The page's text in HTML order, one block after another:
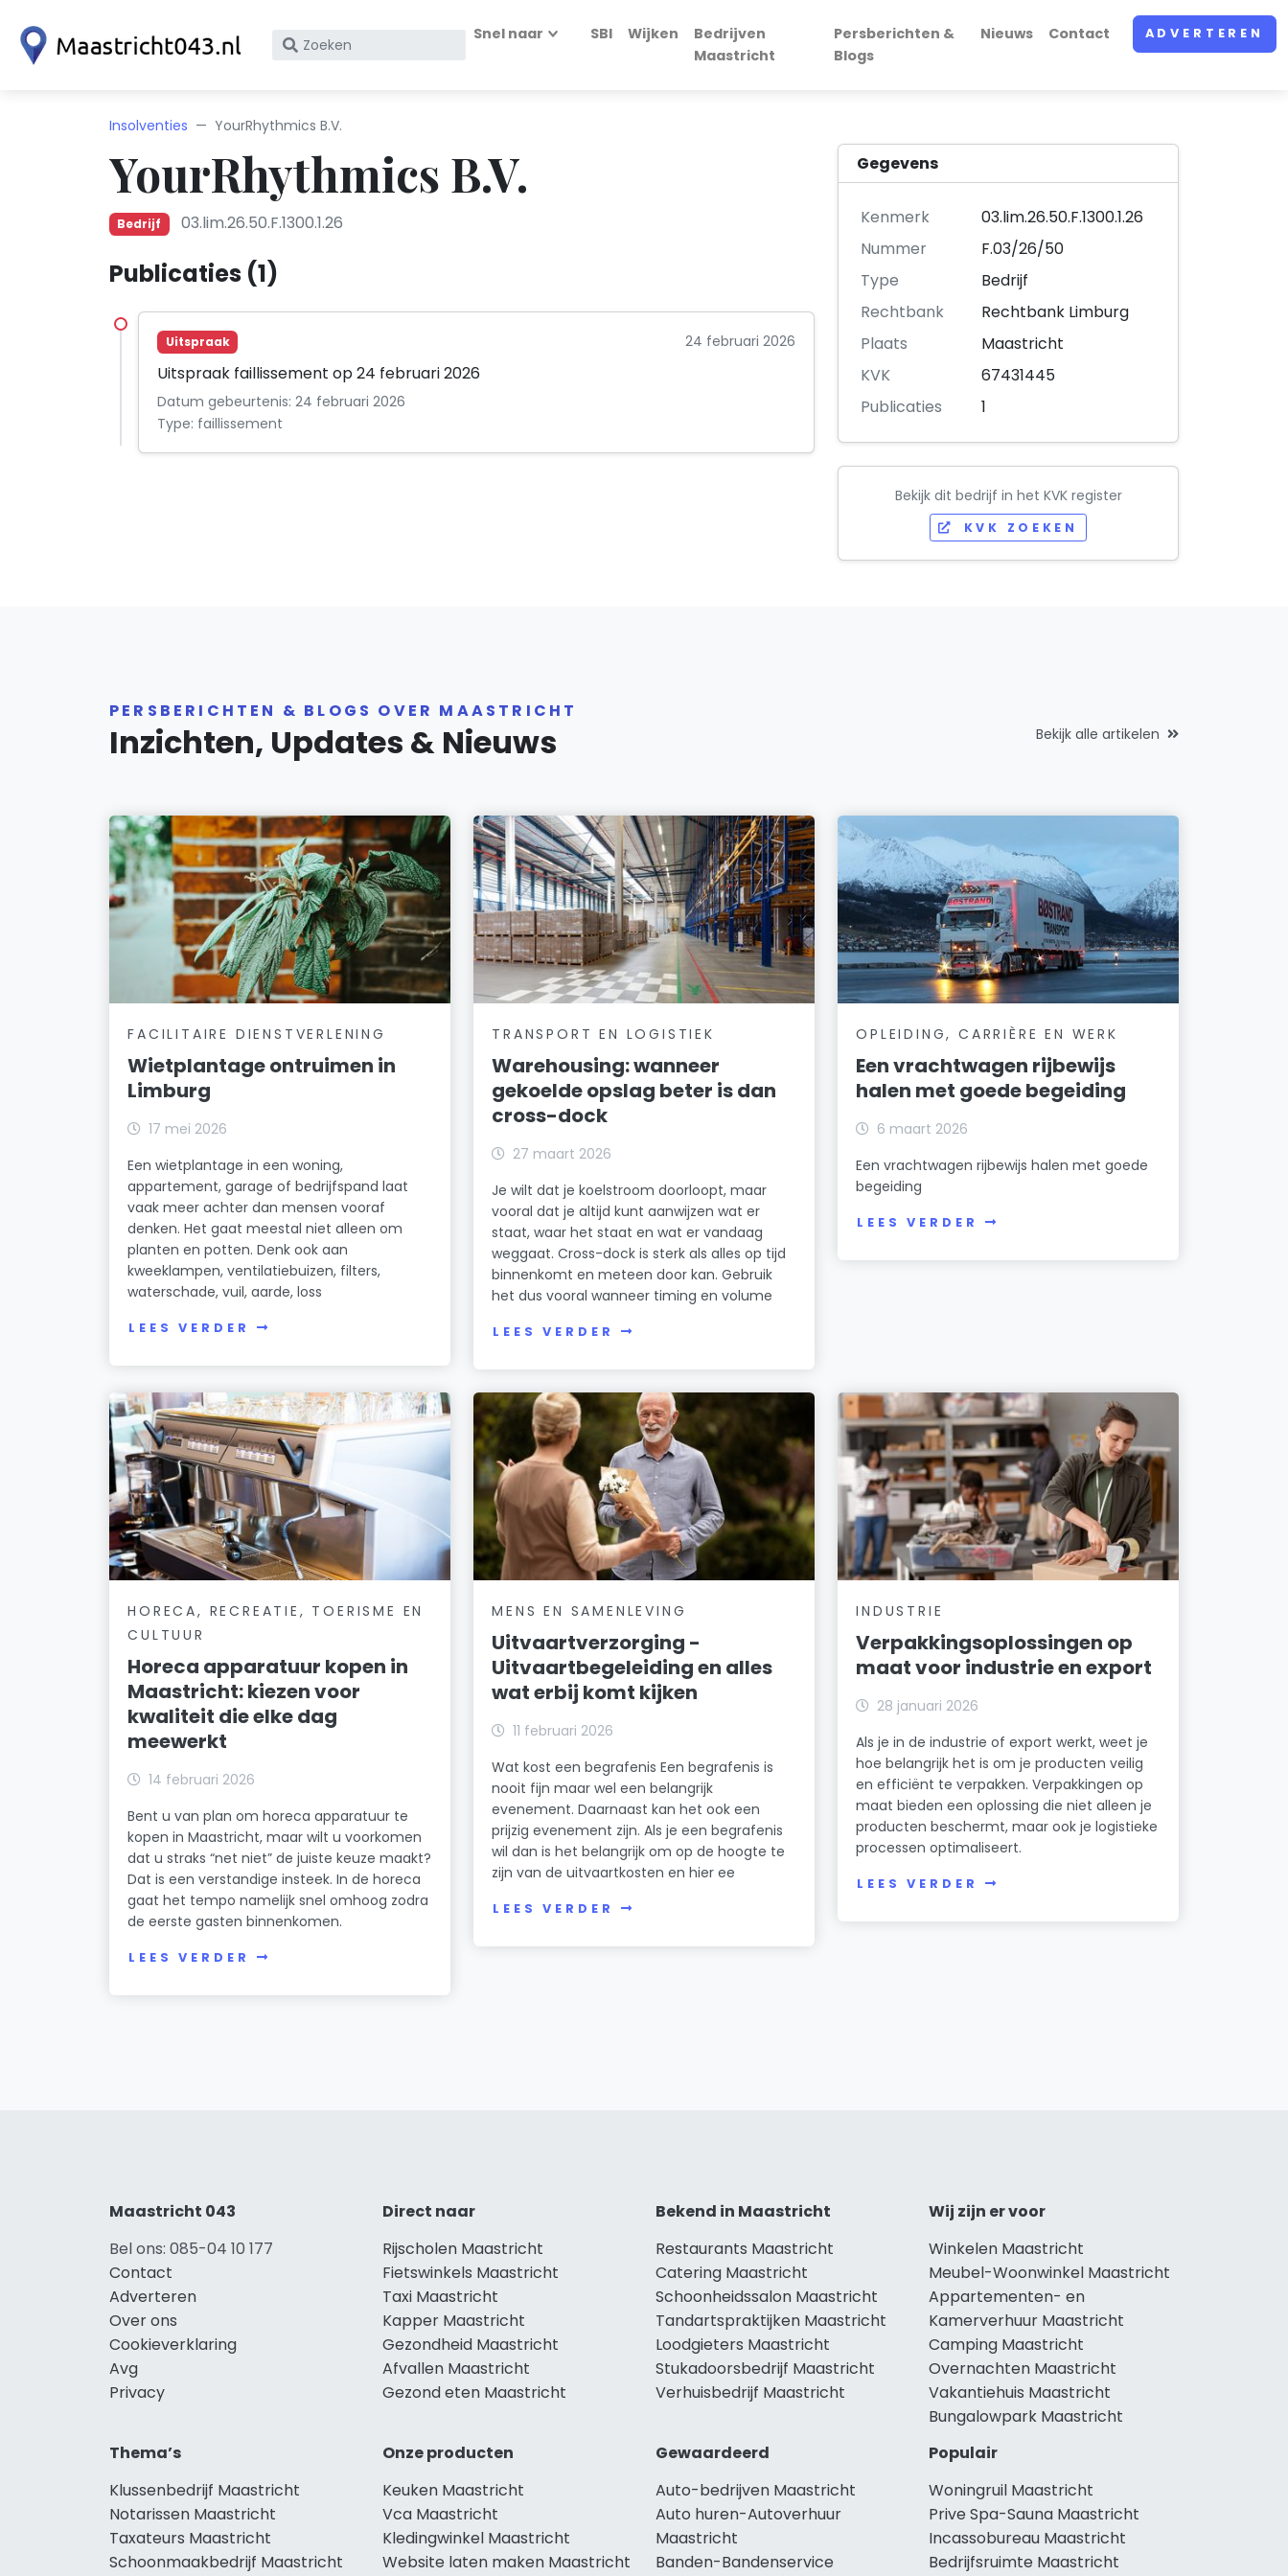
Zoek
of
nummer
Snel naar SBI Wijken
Bedrijven
Maastricht
Persberichten &
Blogs
Nieuws Contact ADVERTEREN
Insolventies YourRhythmics B.V.
YourRhythmics B.V.
Bedrijf 03.lim.26.50.F.1300.1.26
Publicaties (1)
Uitspraak 24 februari 2026
Uitspraak faillissement op 24 februari 2026
Datum gebeurtenis: 24 februari 2026
Type: faillissement
Gegevens
Kenmerk
03.lim.26.50.F.1300.1.26
Nummer
F.03/26/50
Type
Bedrijf
Rechtbank
Rechtbank Limburg
Plaats
Maastricht
KVK
67431445
Publicaties
1
Bekijk dit bedrijf in het KVK register
KVK ZOEKEN
PERSBERICHTEN & BLOGS OVER MAASTRICHT
Inzichten, Updates & Nieuws Bekijk alle artikelen
FACILITAIRE DIENSTVERLENING
Wietplantage ontruimen in
Limburg
17 mei 2026
Een wietplantage in een woning,
appartement, garage of bedrijfspand laat
vaak meer achter dan mensen vooraf
denken. Het gaat meestal niet alleen om
planten en potten. Denk ook aan
kweeklampen, ventilatiebuizen, filters,
waterschade, vuil, aarde, loss
LEES VERDER
TRANSPORT EN LOGISTIEK
Warehousing: wanneer
gekoelde opslag beter is dan
cross-dock
27 maart 2026
Je wilt dat je koelstroom doorloopt, maar
vooral dat je altijd kunt aanwijzen wat er
staat, waar het staat en wat er vandaag
weggaat. Cross-dock is sterk als alles op tijd
binnenkomt en meteen door kan. Gebruik
het dus vooral wanneer timing en volume
LEES VERDER
OPLEIDING, CARRIÈRE EN WERK
Een vrachtwagen rijbewijs
halen met goede begeiding
6 maart 2026
Een vrachtwagen rijbewijs halen met goede
begeiding
LEES VERDER
HORECA, RECREATIE, TOERISME EN
CULTUUR
Horeca apparatuur kopen in
Maastricht: kiezen voor
kwaliteit die elke dag
meewerkt
14 februari 2026
Bent u van plan om horeca apparatuur te
kopen in Maastricht, maar wilt u voorkomen
dat u straks “net niet” de juiste keuze maakt?
Dat is een verstandige insteek. In de horeca
gaat het tempo namelijk snel omhoog zodra
de eerste gasten binnenkomen.
LEES VERDER
MENS EN SAMENLEVING
Uitvaartverzorging -
Uitvaartbegeleiding en alles
wat erbij komt kijken
11 februari 2026
Wat kost een begrafenis Een begrafenis is
nooit fijn maar wel een belangrijk
evenement. Daarnaast kan het ook een
prijzig evenement zijn. Als je een begrafenis
wil dan is het belangrijk om op de hoogte te
zijn van de uitvaartkosten en hier ee
LEES VERDER
INDUSTRIE
Verpakkingsoplossingen op
maat voor industrie en export
28 januari 2026
Als je in de industrie of export werkt, weet je
hoe belangrijk het is om je producten veilig
en efficiënt te verpakken. Verpakkingen op
maat bieden een oplossing die niet alleen je
producten beschermt, maar ook je logistieke
processen optimaliseert.
LEES VERDER
Maastricht 043
Bel ons: 085-04 10 177
Contact
Adverteren
Over ons
Cookieverklaring
Avg
Privacy
Direct naar
Rijscholen Maastricht
Fietswinkels Maastricht
Taxi Maastricht
Kapper Maastricht
Gezondheid Maastricht
Afvallen Maastricht
Gezond eten Maastricht
Bekend in Maastricht
Restaurants Maastricht
Catering Maastricht
Schoonheidssalon Maastricht
Tandartspraktijken Maastricht
Loodgieters Maastricht
Stukadoorsbedrijf Maastricht
Verhuisbedrijf Maastricht
Wij zijn er voor
Winkelen Maastricht
Meubel-Woonwinkel Maastricht
Appartementen- en
Kamerverhuur Maastricht
Camping Maastricht
Overnachten Maastricht
Vakantiehuis Maastricht
Bungalowpark Maastricht
Thema’s
Klussenbedrijf Maastricht
Notarissen Maastricht
Taxateurs Maastricht
Schoonmaakbedrijf Maastricht
Onze producten
Keuken Maastricht
Vca Maastricht
Kledingwinkel Maastricht
Website laten maken Maastricht
Gewaardeerd
Auto-bedrijven Maastricht
Auto huren-Autoverhuur
Maastricht
Banden-Bandenservice
Populair
Woningruil Maastricht
Prive Spa-Sauna Maastricht
Incassobureau Maastricht
Bedrijfsruimte Maastricht